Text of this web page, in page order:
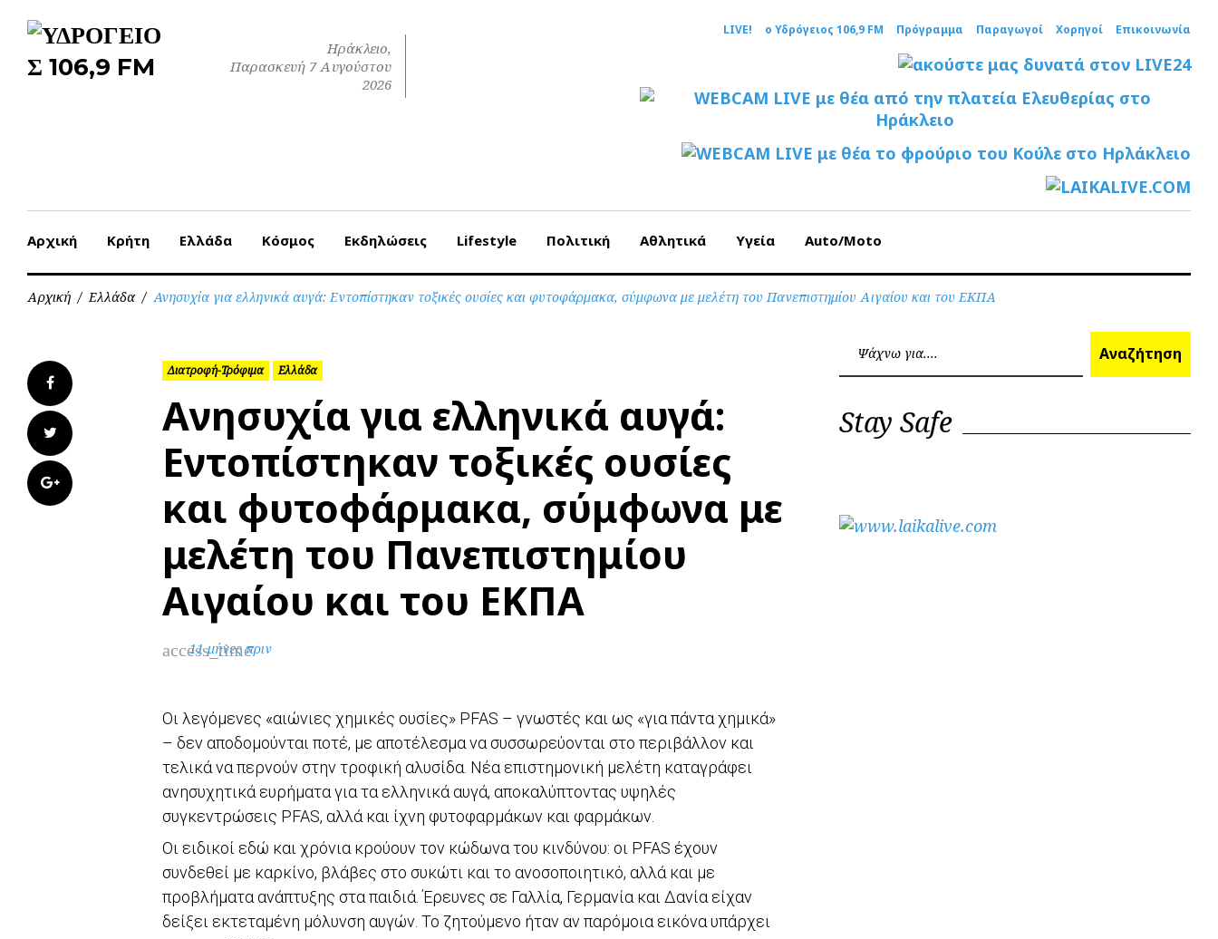
Ηράκλειο,
Παρασκευή 7 Αυγούστου
2026
LIVE! ο Υδρόγειος 106,9 FM Πρόγραμμα Παραγωγοί Χορηγοί Επικοινωνία
Αρχική Κρήτη Ελλάδα Κόσμος Εκδηλώσεις Lifestyle Πολιτική Αθλητικά Υγεία Auto/Moto
Αρχική / Ελλάδα / Ανησυχία για ελληνικά αυγά: Εντοπίστηκαν τοξικές ουσίες και φυτοφάρμακα, σύμφωνα με μελέτη του Πανεπιστημίου Αιγαίου και του ΕΚΠΑ
Facebook
Twitter
Google+
Διατροφή-Τρόφιμα Ελλάδα
Ανησυχία για ελληνικά αυγά:
Εντοπίστηκαν τοξικές ουσίες
και φυτοφάρμακα, σύμφωνα με
μελέτη του Πανεπιστημίου
Αιγαίου και του ΕΚΠΑ
access_time
11 μήνες πριν
Οι λεγόμενες «αιώνιες χημικές ουσίες» PFAS – γνωστές και ως «για πάντα χημικά»
– δεν αποδομούνται ποτέ, με αποτέλεσμα να συσσωρεύονται στο περιβάλλον και
τελικά να περνούν στην τροφική αλυσίδα. Νέα επιστημονική μελέτη καταγράφει
ανησυχητικά ευρήματα για τα ελληνικά αυγά, αποκαλύπτοντας υψηλές
συγκεντρώσεις PFAS, αλλά και ίχνη φυτοφαρμάκων και φαρμάκων.
Οι ειδικοί εδώ και χρόνια κρούουν τον κώδωνα του κινδύνου: οι PFAS έχουν
συνδεθεί με καρκίνο, βλάβες στο συκώτι και το ανοσοποιητικό, αλλά και με
προβλήματα ανάπτυξης στα παιδιά. Έρευνες σε Γαλλία, Γερμανία και Δανία είχαν
δείξει εκτεταμένη μόλυνση αυγών. Το ζητούμενο ήταν αν παρόμοια εικόνα υπάρχει
Αναζήτηση
Stay Safe